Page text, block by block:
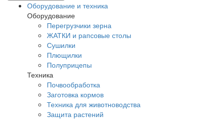
Оборудование и техника
Оборудование
Перегрузчики зерна
ЖАТКИ и рапсовые столы
Сушилки
Плющилки
Полуприцепы
Техника
Почвообработка
Заготовка кормов
Техника для животноводства
Защита растений